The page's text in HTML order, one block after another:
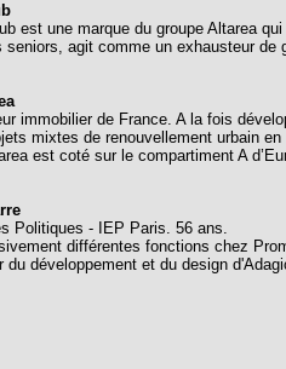
est une marque du groupe Altarea
seniors, agit comme un exhausteur
immobilier de France. A la fois
mixtes de renouvellement urbain
est coté sur le compartiment A
Politiques - IEP Paris. 56 ans.
différentes fonctions chez
du développement et du design